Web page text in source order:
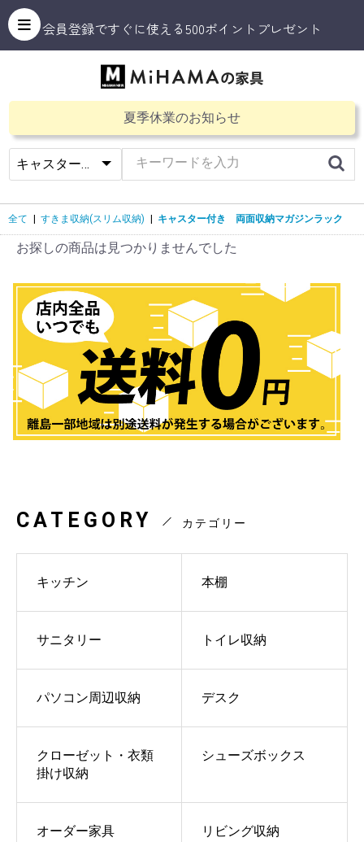
会員登録ですぐに使える500ポイントプレゼント
夏季休業のお知らせ
全て | すきま収納(スリム収納) | キャスター付き 両面収納マガジンラック
お探しの商品は見つかりませんでした
CATEGORY カテゴリー
キッチン 本棚
サニタリー トイレ収納
パソコン周辺収納 デスク
クローゼット・衣類
掛け収納
シューズボックス
オーダー家具 リビング収納